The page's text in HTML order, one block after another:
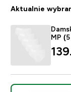
Aktualnie
MP